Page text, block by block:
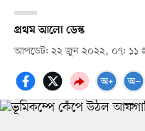
প্রথম আলো ডেস্ক
আপডেট: ২২ জুন ২০২২, ০৭: ১১